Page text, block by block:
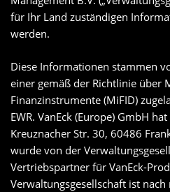
für Ihr Land zuständigen
werden.
Diese Informationen stammen
einer gemäß der Richtlinie über
Finanzinstrumente (MiFID)
EWR. VanEck (Europe) GmbH
Kreuznacher Str. 30, 60486
wurde von der
Vertriebspartner für VanEck-
Verwaltungsgesellschaft ist